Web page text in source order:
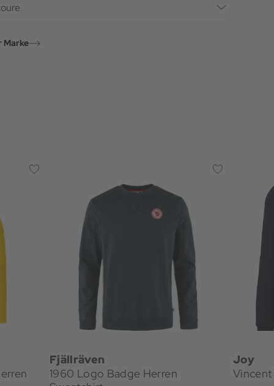
Marke
Fjällräven
1960 Logo Badge Herren
Joy